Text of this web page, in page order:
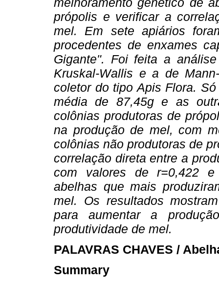
própolis e verificar a
mel. Em sete apiários
procedentes de enxames
Gigante". Foi feita a
Kruskal-Wallis e a de
coletor do tipo Apis Flora.
média de 87,45g e as
colônias produtoras de
na produção de mel, com
colônias não produtoras de
correlação direta entre a
com valores de r=0,422 e
abelhas que mais
mel. Os resultados
para aumentar a
produtividade de mel.
PALAVRAS CHAVES /
Summary